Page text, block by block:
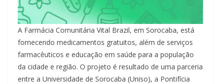
A Farmácia Comunitária Vital Brazil, em Sorocaba, está
fornecendo medicamentos gratuitos, além de serviços
farmacêuticos e educação em saúde para a população
da cidade e região. O projeto é resultado de uma parceria
entre a Universidade de Sorocaba (Uniso), a Pontifícia